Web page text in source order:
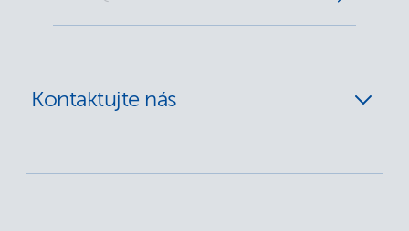
Kontaktujte nás